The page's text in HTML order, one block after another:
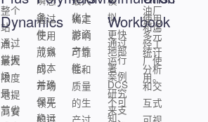
整个
站
点，
最大
限度
地提
高安
条
件，
节省
成本
并确
保平
稳运
化上
游资
产性
能。
拟，
更快
地部
署
DCS
不可
知、
油厂
和烯
烃工
厂使
用。
Dynamics
通过
掌握
场
景，
节省
通过
使用
成熟
的、
市场
领先
确定
影响
可靠
性和
质量
的生
Workbook
通过
运行
案例
研究
来支
使用
多元
统计
分析
和交
互式